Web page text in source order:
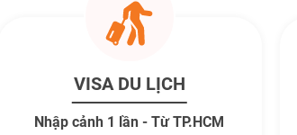
VISA DU LỊCH
Nhập cảnh 1 lần - Từ TP.HCM